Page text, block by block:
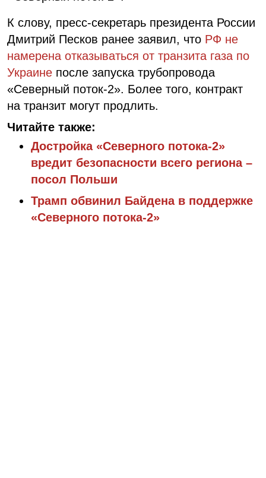
К слову, пресс-секретарь президента России
Дмитрий Песков ранее заявил, что РФ не
намерена отказываться от транзита газа по
Украине после запуска трубопровода
«Северный поток-2». Более того, контракт
на транзит могут продлить.
Читайте также:
Достройка «Северного потока-2»
вредит безопасности всего региона –
посол Польши
Трамп обвинил Байдена в поддержке
«Северного потока-2»